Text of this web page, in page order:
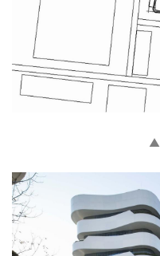
建
筑
极
速
工
作
▲